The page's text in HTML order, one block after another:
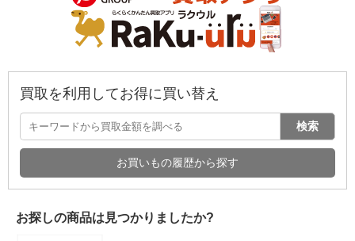
買取を利用してお得に買い替え
検索
お買いもの履歴から探す
お探しの商品は見つかりましたか?